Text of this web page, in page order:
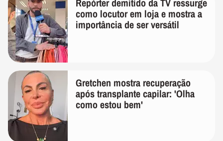
Repórter demitido da TV ressurge
como locutor em loja e mostra a
importância de ser versátil
Gretchen mostra recuperação
após transplante capilar: 'Olha
como estou bem'